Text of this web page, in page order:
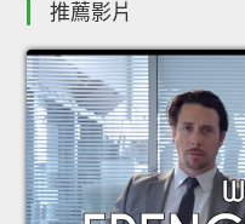
推薦影片